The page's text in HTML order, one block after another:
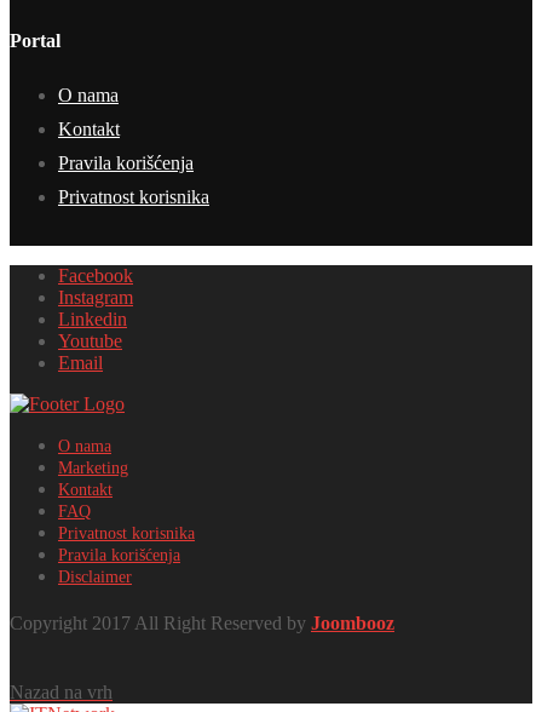
Portal
O nama
Kontakt
Pravila korišćenja
Privatnost korisnika
Facebook
Instagram
Linkedin
Youtube
Email
O nama
Marketing
Kontakt
FAQ
Privatnost korisnika
Pravila korišćenja
Disclaimer
Copyright 2017 All Right Reserved by Joombooz
Nazad na vrh